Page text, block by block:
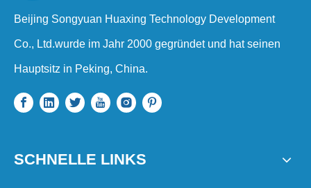
Beijing Songyuan Huaxing Technology Development
Co., Ltd.wurde im Jahr 2000 gegründet und hat seinen
Hauptsitz in Peking, China.
SCHNELLE LINKS